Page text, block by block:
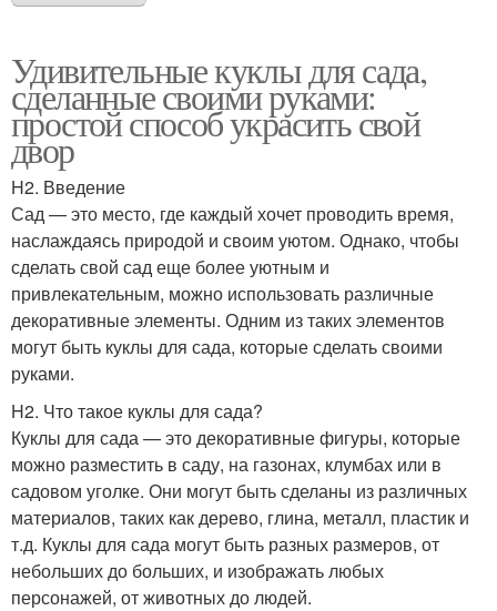
Удивительные куклы для сада,
сделанные своими руками:
простой способ украсить свой
двор
H2. Введение
Сад — это место, где каждый хочет проводить время,
наслаждаясь природой и своим уютом. Однако, чтобы
сделать свой сад еще более уютным и
привлекательным, можно использовать различные
декоративные элементы. Одним из таких элементов
могут быть куклы для сада, которые сделать своими
руками.
H2. Что такое куклы для сада?
Куклы для сада — это декоративные фигуры, которые
можно разместить в саду, на газонах, клумбах или в
садовом уголке. Они могут быть сделаны из различных
материалов, таких как дерево, глина, металл, пластик и
т.д. Куклы для сада могут быть разных размеров, от
небольших до больших, и изображать любых
персонажей, от животных до людей.